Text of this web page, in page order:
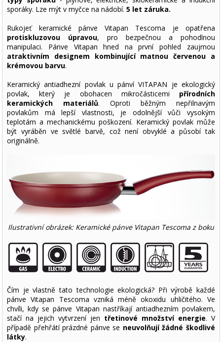
sporáky. Lze mýt v myčce na nádobí.5 let záruka.
Rukojeť keramické pánve Vitapan Tescoma je opatřena
protiskluzovou úpravou, pro bezpečnou a pohodlnou
manipulaci. Pánve Vitapan hned na první pohled zaujmou
atraktivním designem kombinující matnou červenou a
krémovou barvu.
Keramický antiadhezní povlak u pánví VITAPAN je ekologický
povlak, který je obohacen mikročásticemi přírodních
keramických materiálů. Oproti běžným nepřilnavým
povlakům má lepší vlastnosti, je odolnější vůči vysokým
teplotám a mechanickému poškození. Keramický povlak může
být vyráběn ve světlé barvě, což není obvyklé a působí tak
originálně.
Ilustrativní obrázek: Keramické pánve Vitapan Tescoma z boku
Čím je vlastně tato technologie ekologická? Při výrobě každé
pánve Vitapan Tescoma vzniká méně okoxidu uhličitého. Ve
chvíli, kdy se pánve Vitapan nastříkají antiadhezním povlakem,
stačí na jejich vytvrzení jen třetinové množství energie. V
případě přehřátí prázdné pánve se neuvolňují žádné škodlivé
látky.